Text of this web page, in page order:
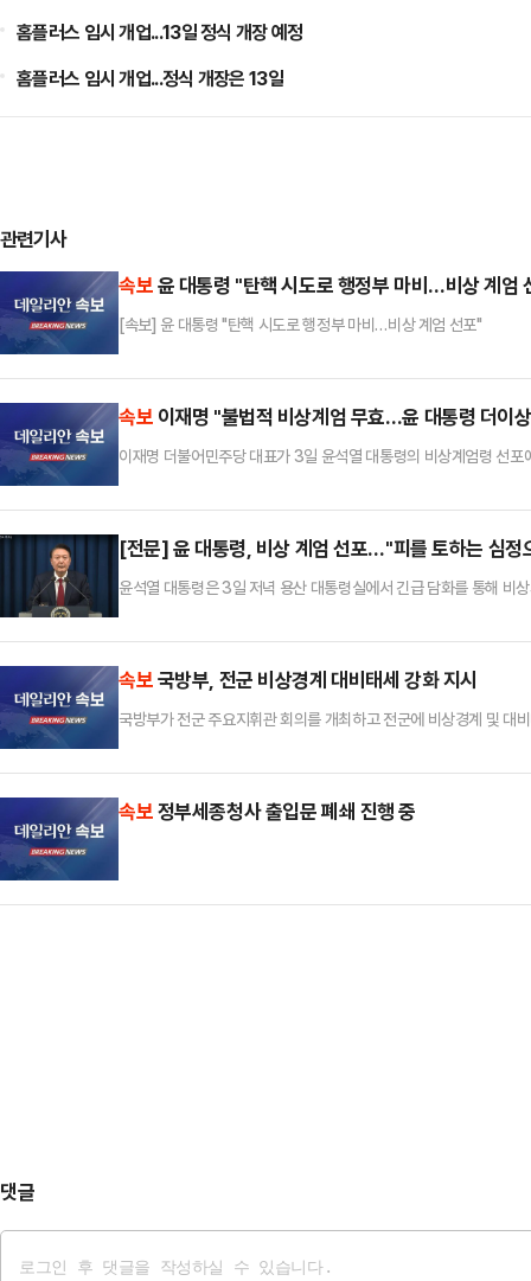
홈플러스 임시 개업...13일 정식 개장 예정
홈플러스 임시 개업...정식 개장은 13일
관련기사
속보윤 대통령 "탄핵 시도로 행정부 마비…비상 계엄
[속보] 윤 대통령 "탄핵 시도로 행정부 마비…비상 계엄 선포"
속보 이재명 "불법적 비상계엄 무효…윤 대통령 더이
이재명 더불어민주당 대표가 3일 윤석열 대통령의 비상계엄령 선
[전문] 윤 대통령, 비상 계엄 선포…"피를 토하는 심정
윤석열 대통령은 3일 저녁 용산 대통령실에서 긴급 담화를 통해
우리 정부 출범 이후 22건의 정부 관료 탄핵 소추를 발의했으며 지
속보국방부, 전군 비상경계 대비태세 강화 지시
국방부가 전군 주요지휘관 회의를 개최하고 전군에 비상경계 및 대
속보정부세종청사 출입문 폐쇄 진행 중
댓글